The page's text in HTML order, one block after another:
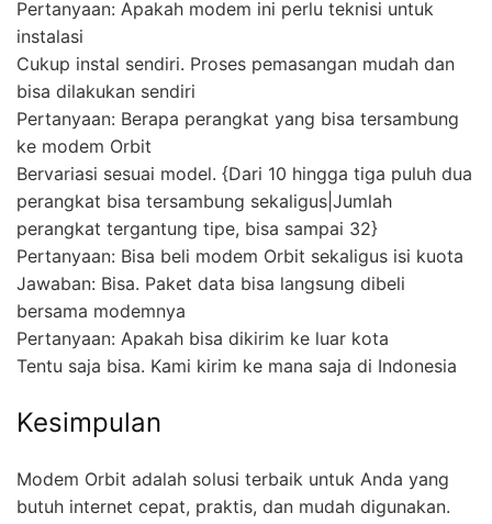
Pertanyaan: Apakah modem ini perlu teknisi untuk
instalasi
Cukup instal sendiri. Proses pemasangan mudah dan
bisa dilakukan sendiri
Pertanyaan: Berapa perangkat yang bisa tersambung
ke modem Orbit
Bervariasi sesuai model. {Dari 10 hingga tiga puluh dua
perangkat bisa tersambung sekaligus|Jumlah
perangkat tergantung tipe, bisa sampai 32}
Pertanyaan: Bisa beli modem Orbit sekaligus isi kuota
Jawaban: Bisa. Paket data bisa langsung dibeli
bersama modemnya
Pertanyaan: Apakah bisa dikirim ke luar kota
Tentu saja bisa. Kami kirim ke mana saja di Indonesia
Kesimpulan
Modem Orbit adalah solusi terbaik untuk Anda yang
butuh internet cepat, praktis, dan mudah digunakan.